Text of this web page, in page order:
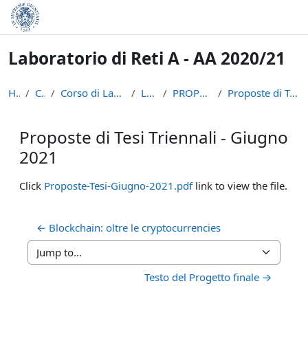
Skip to main content
Laboratorio di Reti A - AA 2020/21
Home Courses Corso di Laurea in Informatica (L-31) LPR-A2021 PROPOSTE DI TIROCINI Proposte di Tesi Triennali - Giugno 2021
Proposte di Tesi Triennali - Giugno
2021
Completion requirements
Click Proposte-Tesi-Giugno-2021.pdflink to view the file.
← Blockchain: oltre le cryptocurrencies
Jump to...
Testo del Progetto finale →